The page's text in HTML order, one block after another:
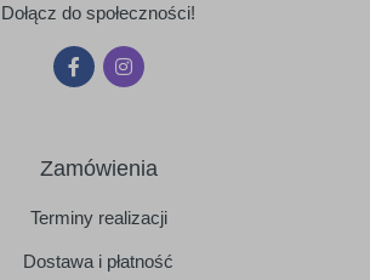
Dołącz do społeczności!
Zamówienia
Terminy realizacji
Dostawa i płatność